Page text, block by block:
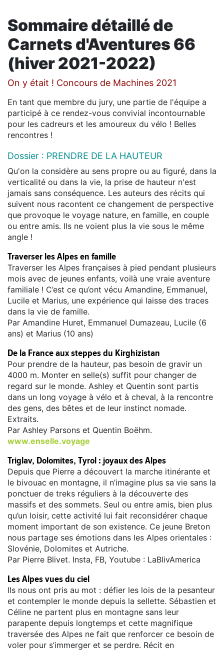
Sommaire détaillé de
Carnets d'Aventures 66
(hiver 2021-2022)
On y était ! Concours de Machines 2021
En tant que membre du jury, une partie de l'équipe a
participé à ce rendez-vous convivial incontournable
pour les cadreurs et les amoureux du vélo ! Belles
rencontres !
Dossier : PRENDRE DE LA HAUTEUR
Qu'on la considère au sens propre ou au figuré, dans la
verticalité ou dans la vie, la prise de hauteur n'est
jamais sans conséquence. Les auteurs des récits qui
suivent nous racontent ce changement de perspective
que provoque le voyage nature, en famille, en couple
ou entre amis. Ils ne voient plus la vie sous le même
angle !
Traverser les Alpes en famille
Traverser les Alpes françaises à pied pendant plusieurs
mois avec de jeunes enfants, voilà une vraie aventure
familiale ! C’est ce qu’ont vécu Amandine, Emmanuel,
Lucile et Marius, une expérience qui laisse des traces
dans la vie de famille.
Par Amandine Huret, Emmanuel Dumazeau, Lucile (6
ans) et Marius (10 ans)
De la France aux steppes du Kirghizistan
Pour prendre de la hauteur, pas besoin de gravir un
4000 m. Monter en selle(s) suffit pour changer de
regard sur le monde. Ashley et Quentin sont partis
dans un long voyage à vélo et à cheval, à la rencontre
des gens, des bêtes et de leur instinct nomade.
Extraits.
Par Ashley Parsons et Quentin Boëhm.
www.enselle.voyage
Triglav, Dolomites, Tyrol : joyaux des Alpes
Depuis que Pierre a découvert la marche itinérante et
le bivouac en montagne, il n’imagine plus sa vie sans la
ponctuer de treks réguliers à la découverte des
massifs et des sommets. Seul ou entre amis, bien plus
qu’un loisir, cette activité lui fait reconsidérer chaque
moment important de son existence. Ce jeune Breton
nous partage ses émotions dans les Alpes orientales :
Slovénie, Dolomites et Autriche.
Par Pierre Blivet. Insta, FB, Youtube : LaBlivAmerica
Les Alpes vues du ciel
Ils nous ont pris au mot : défier les lois de la pesanteur
et contempler le monde depuis la sellette. Sébastien et
Céline ne partent plus en montagne sans leur
parapente depuis longtemps et cette magnifique
traversée des Alpes ne fait que renforcer ce besoin de
voler pour s’immerger et se perdre. Récit en